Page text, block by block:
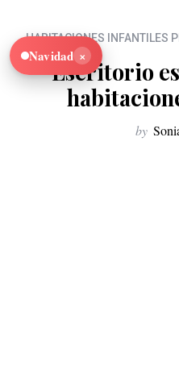
HABITACIONES INFANTILES
Escritorio
by
Navidad ×